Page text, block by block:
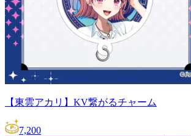
【東雲アカリ】KV繋がるチャーム
7,200